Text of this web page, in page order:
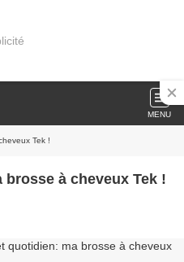
MENU
Tek !
à cheveux Tek !